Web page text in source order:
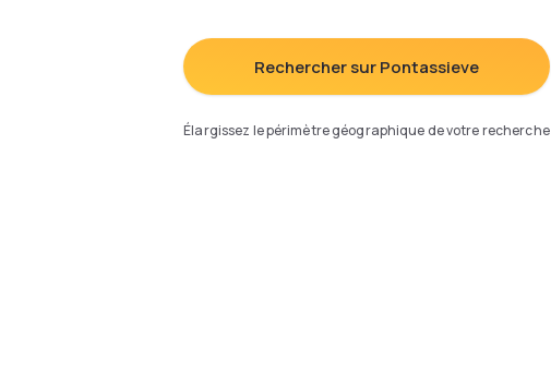
Rechercher sur Pontassieve
Élargissez le périmètre géographique de votre recherche